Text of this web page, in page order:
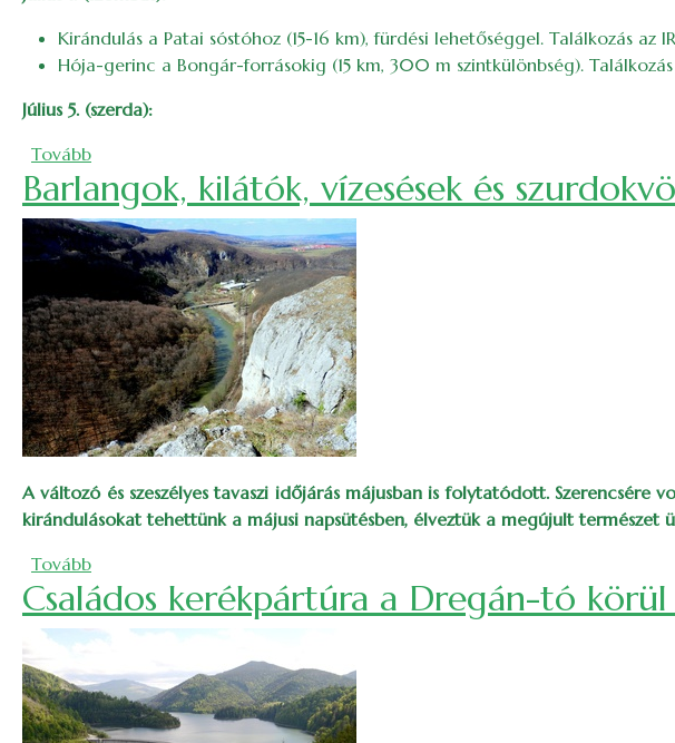
Kirándulás a Patai sóstóhoz (15-16 km), fürdési lehetőséggel. Találkozás
Hója-gerinc a Bongár-forrásokig (15 km, 300 m szintkülönbség).
Július 5. (szerda):
Tovább(2023. júliusi bakancslista)
Barlangok, kilátók, vízesések és
A változó és szeszélyes tavaszi időjárás májusban is folytatódott.
kirándulásokat tehettünk a májusi napsütésben, élveztük a megújult természet
Tovább(Barlangok, kilátók, vízesések és szurdokvölgyek májusi színekben)
Családos kerékpártúra a Dregán-tó